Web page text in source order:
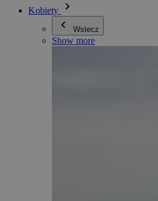
Kobiety
Wstecz
Show more